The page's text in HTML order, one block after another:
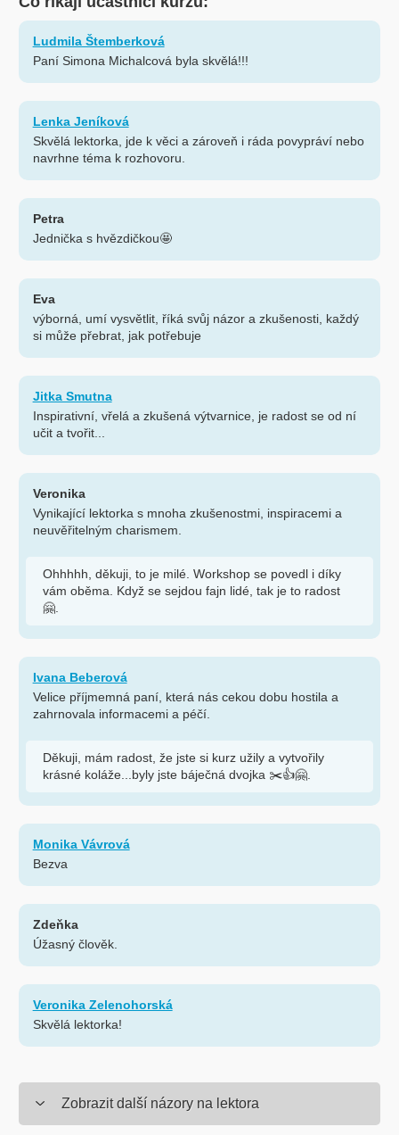
Ludmila Štemberková
Paní Simona Michalcová byla skvělá!!!
Lenka Jeníková
Skvělá lektorka, jde k věci a zároveň i ráda povypráví nebo
navrhne téma k rozhovoru.
Petra
Jednička s hvězdičkou🤩
Eva
výborná, umí vysvětlit, říká svůj názor a zkušenosti, každý
si může přebrat, jak potřebuje
Jitka Smutna
Inspirativní, vřelá a zkušená výtvarnice, je radost se od ní
učit a tvořit...
Veronika
Vynikající lektorka s mnoha zkušenostmi, inspiracemi a
neuvěřitelným charismem.
Ohhhhh, děkuji, to je milé. Workshop se povedl i díky
vám oběma. Když se sejdou fajn lidé, tak je to radost
🤗.
Ivana Beberová
Velice příjmemná paní, která nás cekou dobu hostila a
zahrnovala informacemi a péčí.
Děkuji, mám radost, že jste si kurz užily a vytvořily
krásné koláže...byly jste báječná dvojka ✂️👍🤗.
Monika Vávrová
Bezva
Zdeňka
Úžasný člověk.
Veronika Zelenohorská
Skvělá lektorka!
Zobrazit další názory na lektora